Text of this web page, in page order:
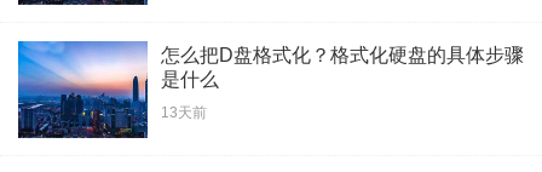
怎么把D盘格式化？格式化硬盘的具体步骤
是什么
13天前